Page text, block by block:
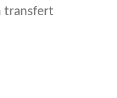
transfert